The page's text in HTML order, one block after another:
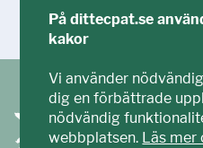
Ställ
På dittecpat.se
kakor
Vi använder
dig en förbättrade
nödvändig
webbplatsen. Läs mer